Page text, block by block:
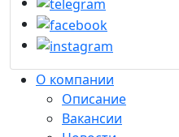
О компании
Описание
Вакансии